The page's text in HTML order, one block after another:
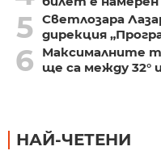
5 Светлозара
дирекция
6
Максималните
ще са между 32° и
НАЙ-ЧЕТЕНИ